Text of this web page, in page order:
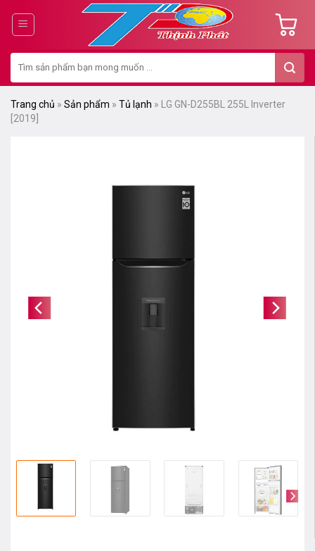
dung
kiếm:
Trang chủ » Sản phẩm » Tủ lạnh »
LG GN-D255BL 255L Inverter
[2019]